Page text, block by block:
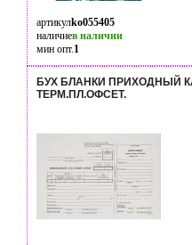
артикулko055405
наличиев наличии
мин опт.1
БУХ БЛАНКИ ПРИХОДНЫЙ
ТЕРМ.ПЛ.ОФСЕТ.